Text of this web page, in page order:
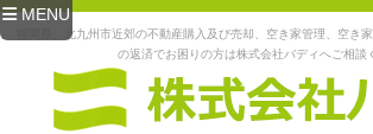
MENU
福岡県、北九州市近郊の不動産購入及び売却、空き家管理、空き
の返済でお困りの方は株式会社バディへご相談